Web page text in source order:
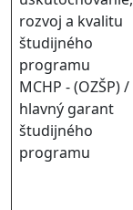
rozvoj a kvalitu
študijného
programu
MCHP - (OZŠP) /
hlavný garant
študijného
programu